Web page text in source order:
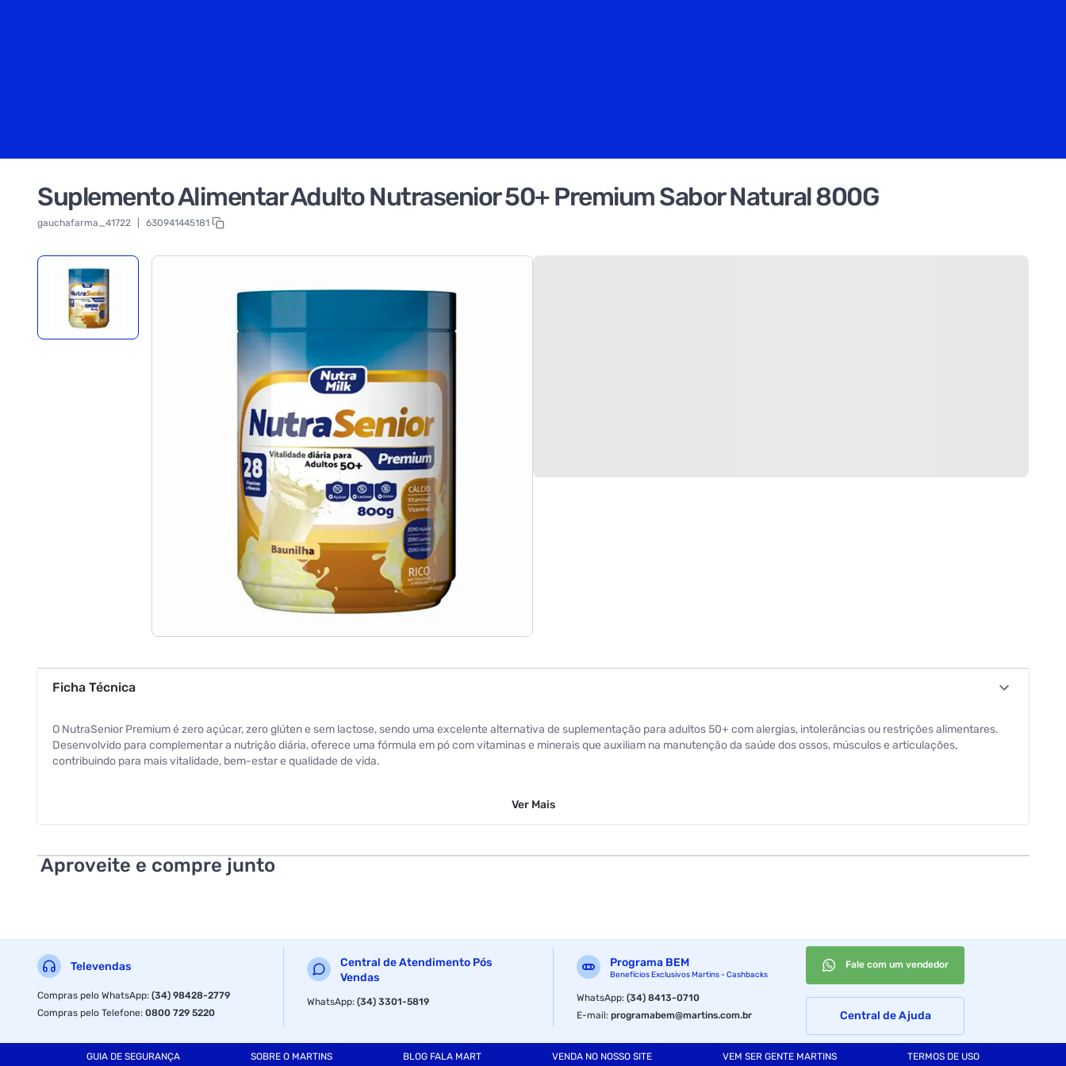
Suplemento Alimentar Adulto Nutrasenior 50+ Premium Sabor Natural 800G
gauchafarma_41722 630941445181
Ficha Técnica
O NutraSenior Premium é zero açúcar, zero glúten e sem lactose, sendo uma excelente alternativa de suplementação para adultos 50+ com alergias, intolerâncias ou restrições alimentares.
Desenvolvido para complementar a nutrição diária, oferece uma fórmula em pó com vitaminas e minerais que auxiliam na manutenção da saúde dos ossos, músculos e articulações,
contribuindo para mais vitalidade, bem-estar e qualidade de vida.
Ver Mais
Aproveite e compre junto
Televendas
Compras pelo WhatsApp:(34) 98428-2779
Compras pelo Telefone:0800 729 5220
Central de Atendimento Pós
Vendas
WhatsApp:(34) 3301-5819
Programa BEM
Benefícios Exclusivos Martins - Cashbacks
WhatsApp:(34) 8413-0710
E-mail:programabem@martins.com.br
Fale com um vendedor
Central de Ajuda
GUIA DE SEGURANÇA SOBRE O MARTINS BLOG FALA MART VENDA NO NOSSO SITE VEM SER GENTE MARTINS TERMOS DE USO